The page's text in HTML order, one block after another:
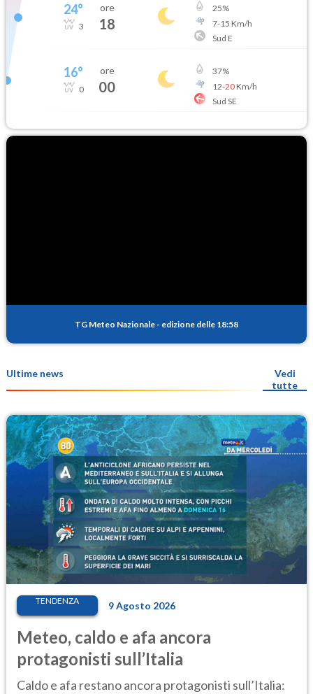
24°
3
ore
18
25%
7-15 Km/h
Sud E
16°
0
ore
00
37%
12-20Km/h
Sud SE
TG Meteo Nazionale - edizione delle 18:58
Ultime news
Vedi
tutte
TENDENZA 9 Agosto 2026
Meteo, caldo e afa ancora
protagonisti sull’Italia
Caldo e afa restano ancora protagonisti sull’Italia: